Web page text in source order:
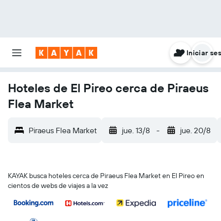
Iniciar
Hoteles de El Pireo cerca de Piraeus
Flea Market
Piraeus Flea Market jue. 13/8 - jue. 20/8
KAYAK busca hoteles cerca de Piraeus Flea Market en El Pireo en
cientos de webs de viajes a la vez